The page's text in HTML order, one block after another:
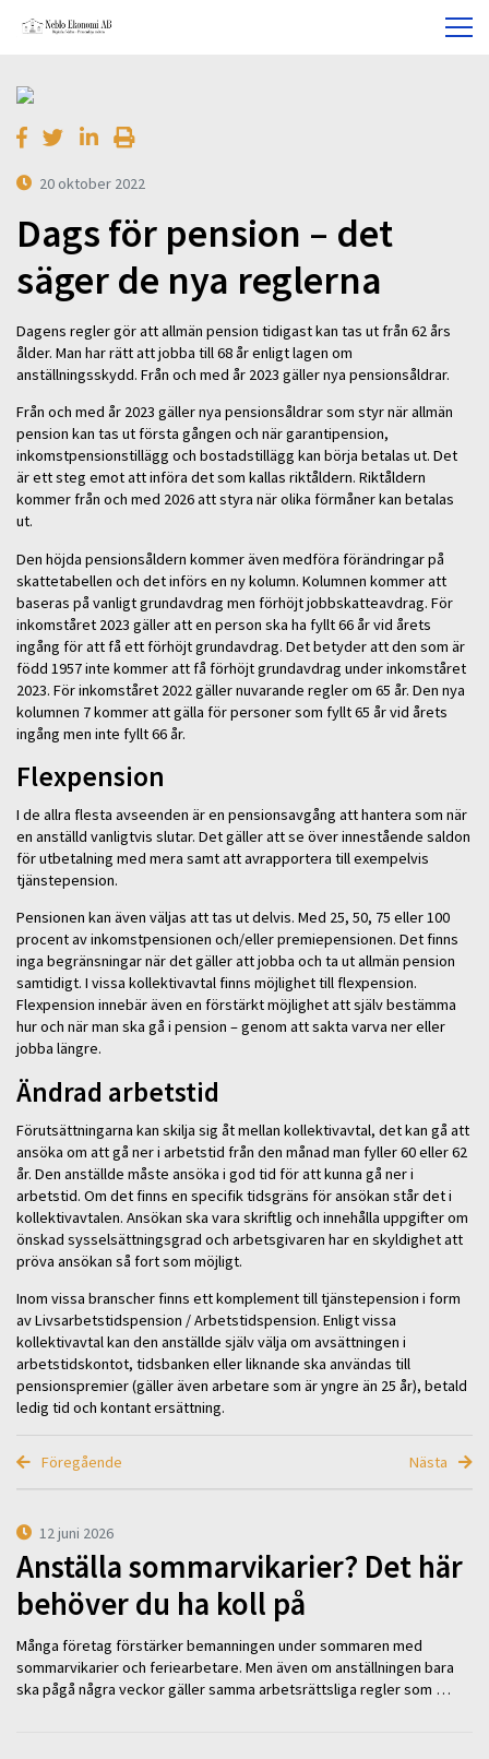
20 oktober 2022
Dags för pension – det
säger de nya reglerna
Dagens regler gör att allmän pension tidigast kan tas ut från 62 års
ålder. Man har rätt att jobba till 68 år enligt lagen om
anställningsskydd. Från och med år 2023 gäller nya pensionsåldrar.
Från och med år 2023 gäller nya pensionsåldrar som styr när allmän
pension kan tas ut första gången och när garantipension,
inkomstpensionstillägg och bostadstillägg kan börja betalas ut. Det
är ett steg emot att införa det som kallas riktåldern. Riktåldern
kommer från och med 2026 att styra när olika förmåner kan betalas
ut.
Den höjda pensionsåldern kommer även medföra förändringar på
skattetabellen och det införs en ny kolumn. Kolumnen kommer att
baseras på vanligt grundavdrag men förhöjt jobbskatteavdrag. För
inkomståret 2023 gäller att en person ska ha fyllt 66 år vid årets
ingång för att få ett förhöjt grundavdrag. Det betyder att den som är
född 1957 inte kommer att få förhöjt grundavdrag under inkomståret
2023. För inkomståret 2022 gäller nuvarande regler om 65 år. Den nya
kolumnen 7 kommer att gälla för personer som fyllt 65 år vid årets
ingång men inte fyllt 66 år.
Flexpension
I de allra flesta avseenden är en pensionsavgång att hantera som när
en anställd vanligtvis slutar. Det gäller att se över innestående saldon
för utbetalning med mera samt att avrapportera till exempelvis
tjänstepension.
Pensionen kan även väljas att tas ut delvis. Med 25, 50, 75 eller 100
procent av inkomstpensionen och/eller premiepensionen. Det finns
inga begränsningar när det gäller att jobba och ta ut allmän pension
samtidigt. I vissa kollektivavtal finns möjlighet till flexpension.
Flexpension innebär även en förstärkt möjlighet att själv bestämma
hur och när man ska gå i pension – genom att sakta varva ner eller
jobba längre.
Ändrad arbetstid
Förutsättningarna kan skilja sig åt mellan kollektivavtal, det kan gå att
ansöka om att gå ner i arbetstid från den månad man fyller 60 eller 62
år. Den anställde måste ansöka i god tid för att kunna gå ner i
arbetstid. Om det finns en specifik tidsgräns för ansökan står det i
kollektivavtalen. Ansökan ska vara skriftlig och innehålla uppgifter om
önskad sysselsättningsgrad och arbetsgivaren har en skyldighet att
pröva ansökan så fort som möjligt.
Inom vissa branscher finns ett komplement till tjänstepension i form
av Livsarbetstidspension / Arbetstidspension. Enligt vissa
kollektivavtal kan den anställde själv välja om avsättningen i
arbetstidskontot, tidsbanken eller liknande ska användas till
pensionspremier (gäller även arbetare som är yngre än 25 år), betald
ledig tid och kontant ersättning.
Föregående Nästa
12 juni 2026
Anställa sommarvikarier? Det här
behöver du ha koll på
Många företag förstärker bemanningen under sommaren med
sommarvikarier och feriearbetare. Men även om anställningen bara
ska pågå några veckor gäller samma arbetsrättsliga regler som …